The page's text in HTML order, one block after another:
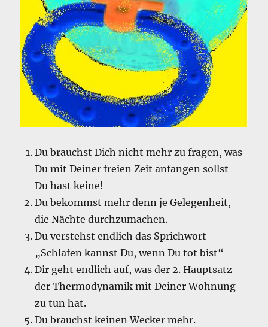
Du brauchst Dich nicht mehr zu fragen, was
Du mit Deiner freien Zeit anfangen sollst –
Du hast keine!
Du bekommst mehr denn je Gelegenheit,
die Nächte durchzumachen.
Du verstehst endlich das Sprichwort
„Schlafen kannst Du, wenn Du tot bist“
Dir geht endlich auf, was der 2. Hauptsatz
der Thermodynamik mit Deiner Wohnung
zu tun hat.
Du brauchst keinen Wecker mehr.